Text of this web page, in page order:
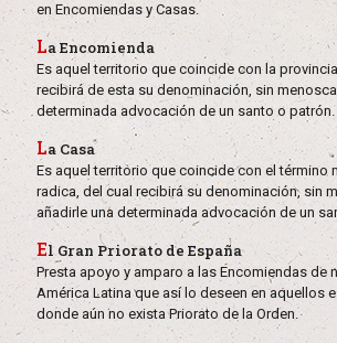
en Encomiendas y Casas.
La Encomienda
Es aquel territorio que coincide con la
recibirá de esta su denominación, sin
determinada advocación de un santo o patrón.
La Casa
Es aquel territorio que coincide con el término
radica, del cual recibirá su denominación, sin
añadirle una determinada advocación de un
El Gran Priorato de España
Presta apoyo y amparo a las Encomiendas de
América Latina que así lo deseen en aquellos
donde aún no exista Priorato de la Orden.